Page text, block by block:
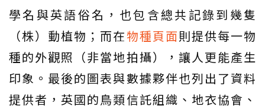
學名與英語俗名，也包含總共記錄到幾隻
（株）動植物；而在物種頁面則提供每一物
種的外觀照（非當地拍攝），讓人更能產生
印象。最後的圖表與數據夥伴也列出了資料
提供者，英國的鳥類信託組織、地衣協會、